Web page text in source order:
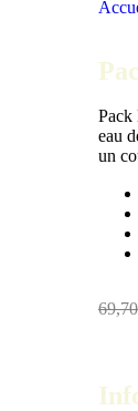
Pack
eau
un